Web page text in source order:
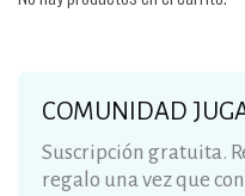
COMUNIDAD
Suscripción gratuita.
regalo una vez que